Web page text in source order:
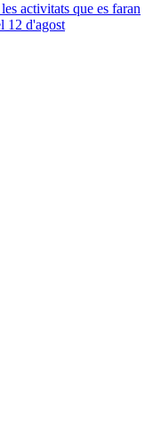
activitats que es faran
12 d'agost